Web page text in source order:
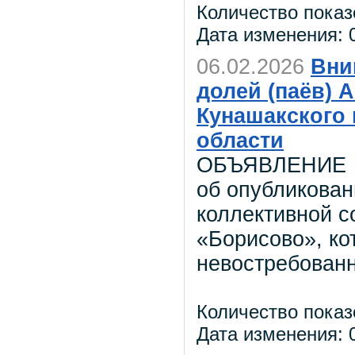
Количество
Дата изменения:
06.02.2026
долей (паёв)
области
ОБЪЯВЛЕНИЕ
об
коллективной
«Борисово»,
Количество
Дата изменения: